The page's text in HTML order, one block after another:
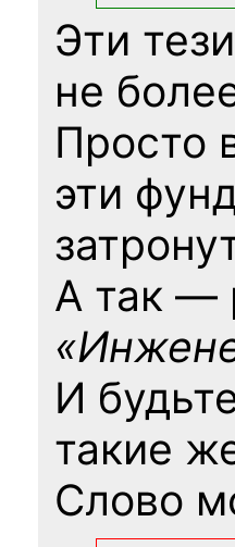
Эти
не
Просто
эти
А так —
И
такие
Слово